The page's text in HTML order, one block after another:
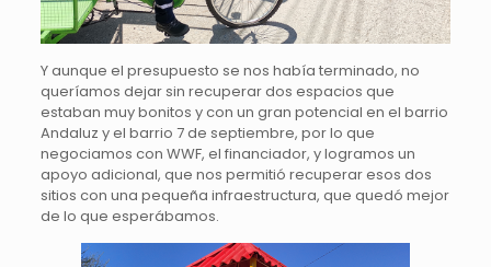
Y aunque el presupuesto se nos había terminado, no
queríamos dejar sin recuperar dos espacios que
estaban muy bonitos y con un gran potencial en el barrio
Andaluz y el barrio 7 de septiembre, por lo que
negociamos con WWF, el financiador, y logramos un
apoyo adicional, que nos permitió recuperar esos dos
sitios con una pequeña infraestructura, que quedó mejor
de lo que esperábamos.